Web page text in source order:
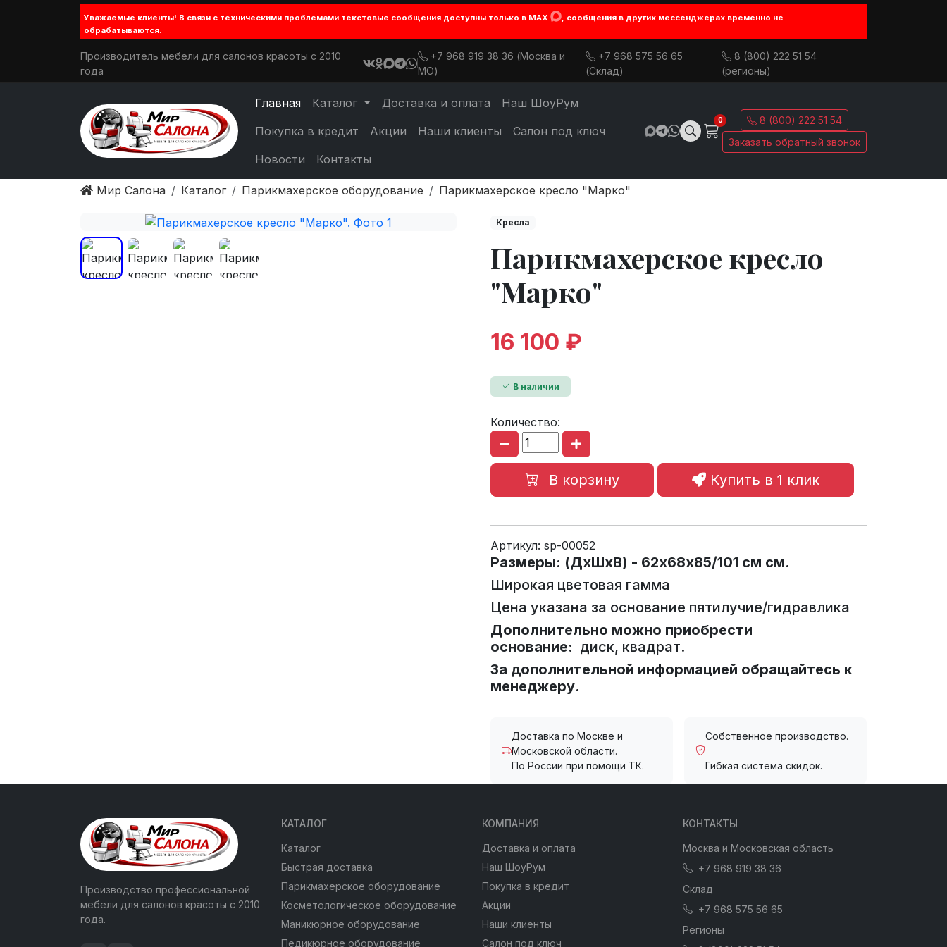
Уважаемые клиенты! В связи с техническими проблемами текстовые сообщения доступны только в MAX
, сообщения в других мессенджерах временно не
обрабатываются.
Производитель мебели для салонов красоты с 2010
года
+7 968 919 38 36 (Москва и
МО)
+7 968 575 56 65
(Склад)
8 (800) 222 51 54
(регионы)
Главная Каталог Доставка и оплата
Наш ШоуРум
Покупка в кредит
Акции Наши клиенты
Салон под ключ
Новости
Контакты
0
8 (800) 222 51 54
Заказать обратный звонок
Мир Салона Каталог Парикмахерское оборудование Парикмахерское кресло "Марко"
Кресла
Парикмахерское кресло
"Марко"
16 100 ₽
В наличии
Количество:
В корзину Купить в 1 клик
Артикул: sp-00052
Размеры: (ДхШхВ) - 62х68х85/101 см см.
Широкая цветовая гамма
Цена указана за основание пятилучие/гидравлика
Дополнительно можно приобрести
основание: диск, квадрат.
За дополнительной информацией обращайтесь к
менеджеру.
Доставка по Москве и
Московской области.
По России при помощи ТК.
Собственное производство.
Гибкая система скидок.
Производство профессиональной
мебели для салонов красоты с 2010
года.
КАТАЛОГ
Каталог
Быстрая доставка
Парикмахерское оборудование
Косметологическое оборудование
Маникюрное оборудование
Педикюрное оборудование
КОМПАНИЯ
Доставка и оплата
Наш ШоуРум
Покупка в кредит
Акции
Наши клиенты
Салон под ключ
КОНТАКТЫ
Москва и Московская область
+7 968 919 38 36
Склад
+7 968 575 56 65
Регионы